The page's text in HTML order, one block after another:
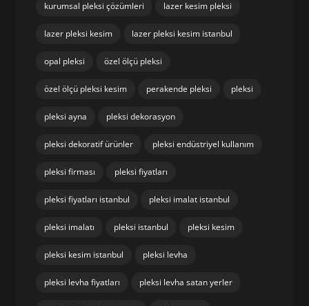
endüstriyel pleksi uygulamaları
hızlı pleksi kesim istanbul hızlı üretim pleksi
istanbul özel ölçü pleksi istanbul pleksi
istanbul pleksi çözümleri istanbul pleksi firması
istanbul pleksi kesim istanbul pleksi levha
istanbul pleksi üretici kaliteli pleksi üretimi
kurumsal pleksi çözümleri lazer kesim pleksi
lazer pleksi kesim lazer pleksi kesim istanbul
opal pleksi özel ölçü pleksi
özel ölçü pleksi kesim perakende pleksi
pleksi ayna pleksi dekorasyon